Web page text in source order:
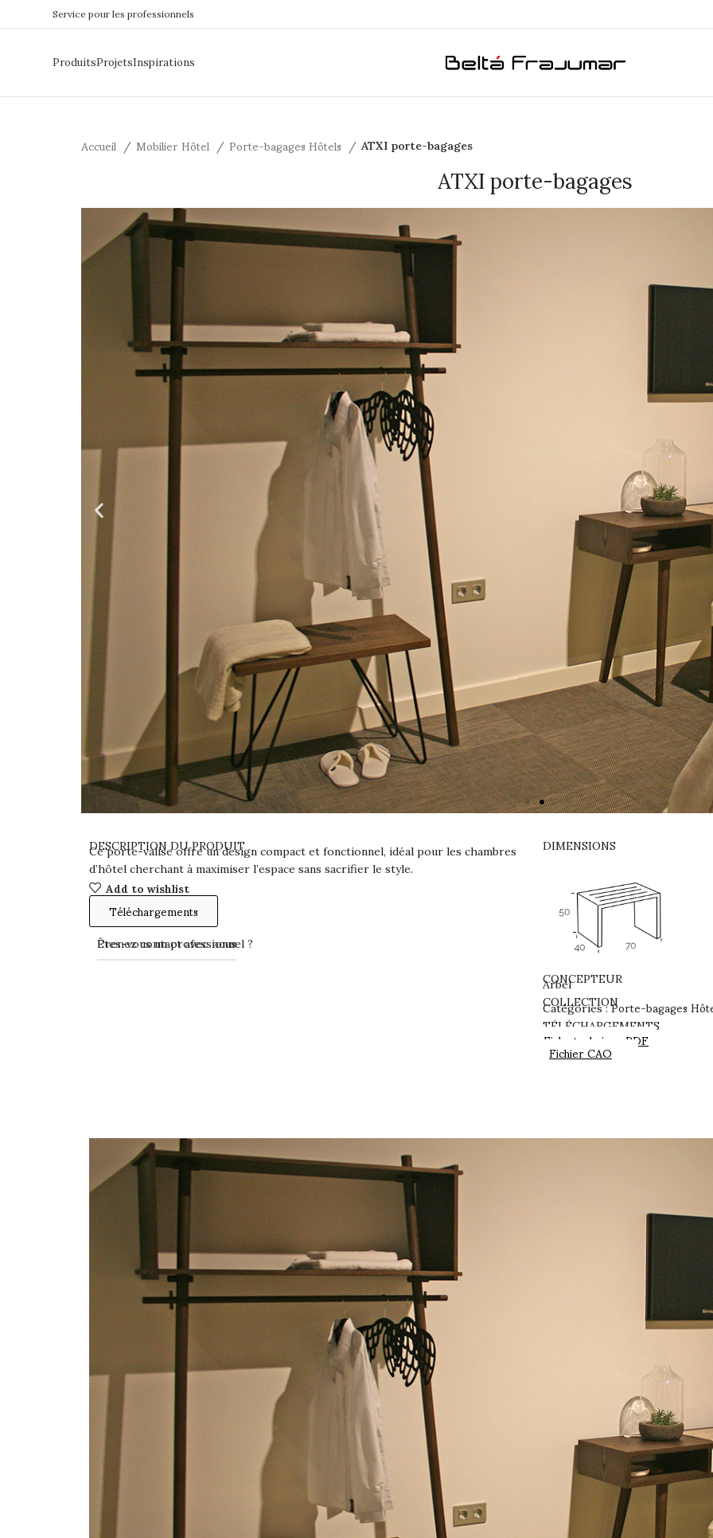
Service pour les professionnels
ProduitsProjetsInspirations
Accueil Mobilier Hôtel Porte-bagages Hôtels ATXI porte-bagages
ATXI porte-bagages
DESCRIPTION DU PRODUIT
Ce porte-valise offre un design compact et fonctionnel, idéal pour les chambres
d’hôtel cherchant à maximiser l’espace sans sacrifier le style.
Add to wishlist
Téléchargements
Êtes-vous un professionnel ?
Prenez contact avec nous
DIMENSIONS
CONCEPTEUR
Arbel
COLLECTION
Catégories :Porte-bagages
TÉLÉCHARGEMENTS
Fiche technique PDF
Fichier CAO